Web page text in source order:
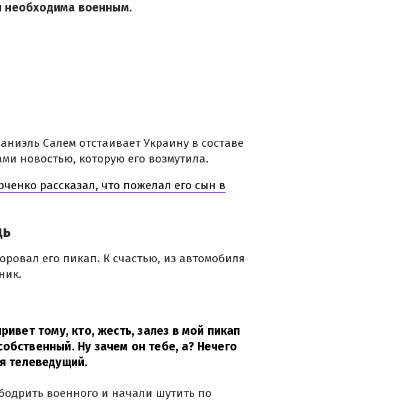
необходима военным.
Салем отстаивает Украину в составе
новостью, которую его возмутила.
рассказал, что пожелал его сын в
его пикап. К счастью, из автомобиля
тому, кто, жесть, залез в мой пикап
Ну зачем он тебе, а? Нечего
телеведущий.
военного и начали шутить по